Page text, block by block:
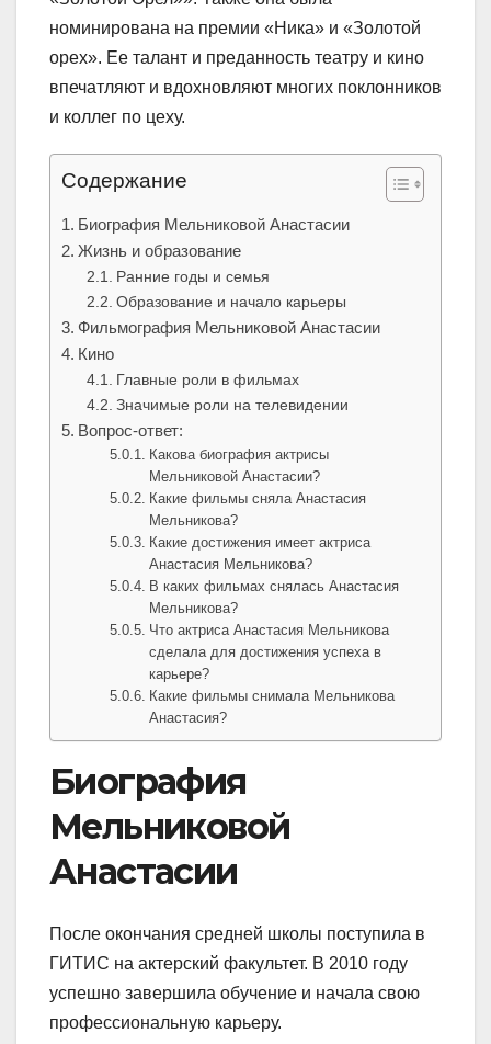
номинирована на премии «Ника» и «Золотой
орех». Ее талант и преданность театру и кино
впечатляют и вдохновляют многих поклонников
и коллег по цеху.
Содержание
Биография Мельниковой Анастасии
Жизнь и образование
Ранние годы и семья
Образование и начало карьеры
Фильмография Мельниковой Анастасии
Кино
Главные роли в фильмах
Значимые роли на телевидении
Вопрос-ответ:
Какова биография актрисы
Мельниковой Анастасии?
Какие фильмы сняла Анастасия
Мельникова?
Какие достижения имеет актриса
Анастасия Мельникова?
В каких фильмах снялась Анастасия
Мельникова?
Что актриса Анастасия Мельникова
сделала для достижения успеха в
карьере?
Какие фильмы снимала Мельникова
Анастасия?
Биография
Мельниковой
Анастасии
После окончания средней школы поступила в
ГИТИС на актерский факультет. В 2010 году
успешно завершила обучение и начала свою
профессиональную карьеру.